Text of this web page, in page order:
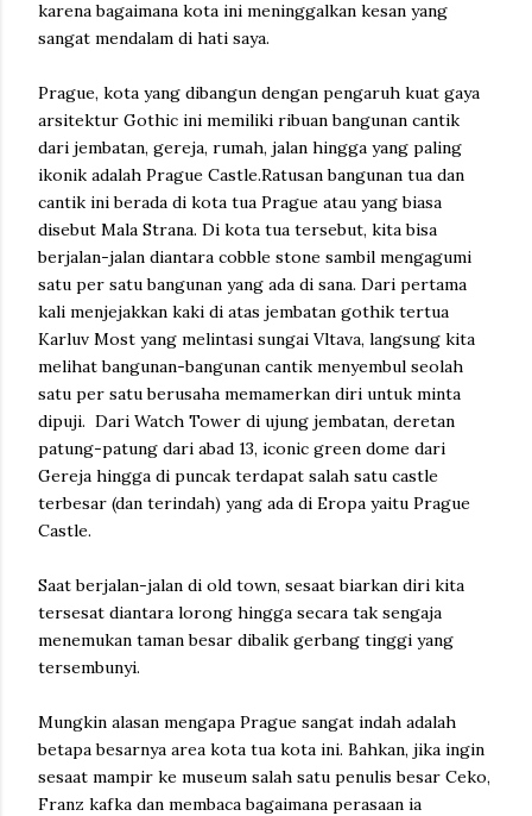
karena bagaimana kota ini meninggalkan kesan yang
sangat mendalam di hati saya.
Prague, kota yang dibangun dengan pengaruh kuat gaya
arsitektur Gothic ini memiliki ribuan bangunan cantik
dari jembatan, gereja, rumah, jalan hingga yang paling
ikonik adalah Prague Castle.Ratusan bangunan tua dan
cantik ini berada di kota tua Prague atau yang biasa
disebut Mala Strana. Di kota tua tersebut, kita bisa
berjalan-jalan diantara cobble stone sambil mengagumi
satu per satu bangunan yang ada di sana. Dari pertama
kali menjejakkan kaki di atas jembatan gothik tertua
Karluv Most yang melintasi sungai Vltava, langsung kita
melihat bangunan-bangunan cantik menyembul seolah
satu per satu berusaha memamerkan diri untuk minta
dipuji. Dari Watch Tower di ujung jembatan, deretan
patung-patung dari abad 13, iconic green dome dari
Gereja hingga di puncak terdapat salah satu castle
terbesar (dan terindah) yang ada di Eropa yaitu Prague
Castle.
Saat berjalan-jalan di old town, sesaat biarkan diri kita
tersesat diantara lorong hingga secara tak sengaja
menemukan taman besar dibalik gerbang tinggi yang
tersembunyi.
Mungkin alasan mengapa Prague sangat indah adalah
betapa besarnya area kota tua kota ini. Bahkan, jika ingin
sesaat mampir ke museum salah satu penulis besar Ceko,
Franz kafka dan membaca bagaimana perasaan ia